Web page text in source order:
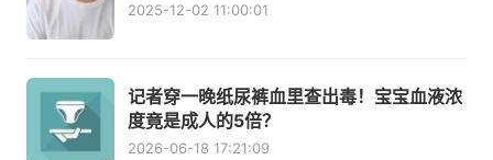
2025-12-02 11:00:01
记者穿一晚纸尿裤血里查出毒！宝宝血液浓
度竟是成人的5倍？
2026-06-18 17:21:09